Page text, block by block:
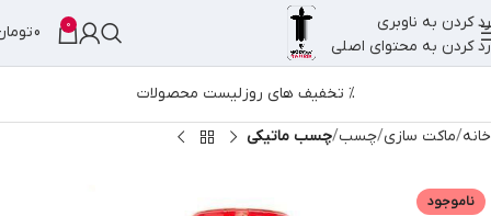
رد کردن به ناوبری
رد کردن به محتوای اصلی
0
0
% تخفیف های روزلیست محصولات
خانه ماکت سازی چسب چسب ماتیکی
ناموجود